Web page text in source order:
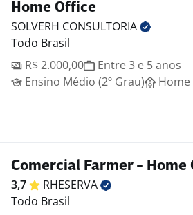
Home Office
SOLVERH CONSULTORIA
Todo Brasil
R$ 2.000,00
Entre 3 e 5 anos
Ensino Médio (2º Grau)
Comercial Farmer - Home
3,7
RHESERVA
Todo Brasil